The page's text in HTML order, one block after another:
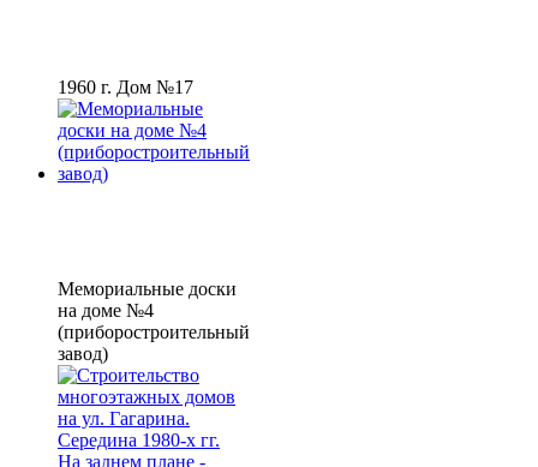
1960 г. Дом №17
Мемориальные доски
на доме №4
(приборостроительный
завод)